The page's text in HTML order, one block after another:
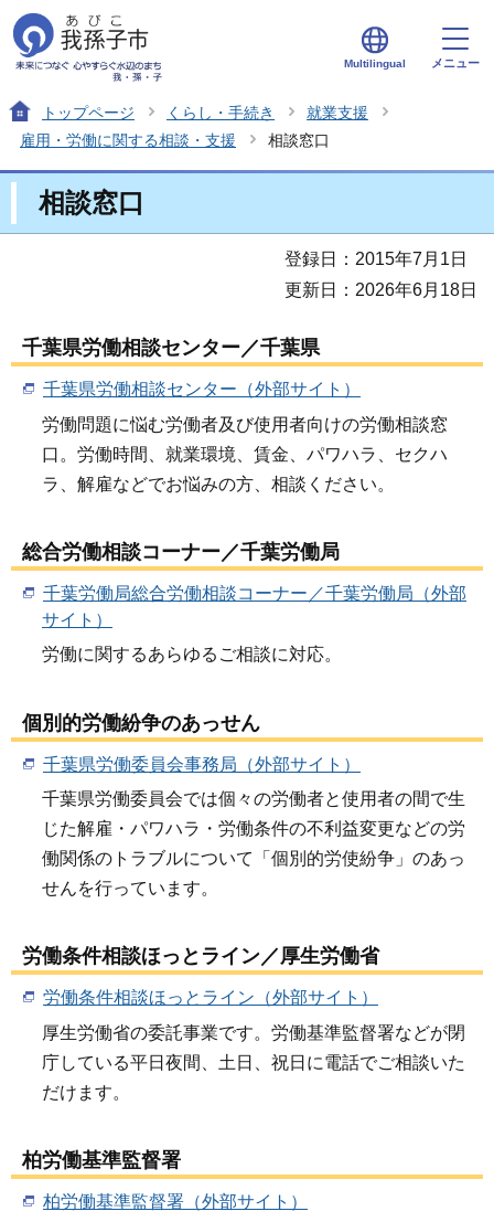
Multilingual メニュー
トップページ くらし・手続き
就業支援
雇用・労働に関する相談・支援
相談窓口
相談窓口
登録日：2015年7月1日
更新日：2026年6月18日
千葉県労働相談センター／千葉県
千葉県労働相談センター（外部サイト）
労働問題に悩む労働者及び使用者向けの労働相談窓
口。労働時間、就業環境、賃金、パワハラ、セクハ
ラ、解雇などでお悩みの方、相談ください。
総合労働相談コーナー／千葉労働局
千葉労働局総合労働相談コーナー／千葉労働局（外部
サイト）
労働に関するあらゆるご相談に対応。
個別的労働紛争のあっせん
千葉県労働委員会事務局（外部サイト）
千葉県労働委員会では個々の労働者と使用者の間で生
じた解雇・パワハラ・労働条件の不利益変更などの労
働関係のトラブルについて「個別的労使紛争」のあっ
せんを行っています。
労働条件相談ほっとライン／厚生労働省
労働条件相談ほっとライン（外部サイト）
厚生労働省の委託事業です。労働基準監督署などが閉
庁している平日夜間、土日、祝日に電話でご相談いた
だけます。
柏労働基準監督署
柏労働基準監督署（外部サイト）